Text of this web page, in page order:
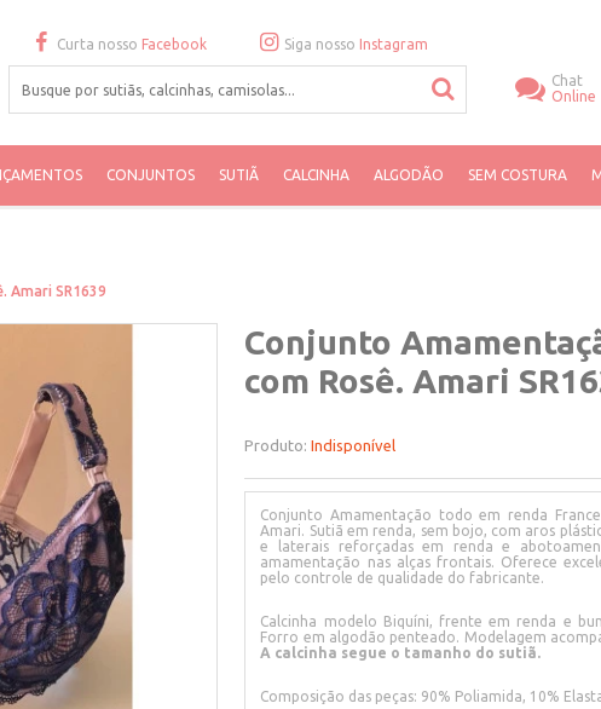
Curta nosso Facebook Siga nosso Instagram
Chat
Online
CONJUNTOS SUTIÃ CALCINHA ALGODÃO SEM COSTURA
Amari SR1639
Conjunto
com Rosê. Amari
Produto: Indisponível
Conjunto Amamentação todo em renda
Amari. Sutiã em renda, sem bojo, com aros
e laterais reforçadas em renda e
amamentação nas alças frontais. Oferece
pelo controle de qualidade do fabricante.
Calcinha modelo Biquíni, frente em renda e
Forro em algodão penteado. Modelagem
A calcinha segue o tamanho do sutiã.
Composição das peças: 90% Poliamida, 10%